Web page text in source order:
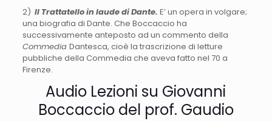
2) Il Trattatello in laude di Dante. E’ un opera in volgare;
una biografia di Dante. Che Boccaccio ha
successivamente anteposto ad un commento della
Commedia Dantesca, cioè la trascrizione di letture
pubbliche della Commedia che aveva fatto nel 70 a
Firenze.
Audio Lezioni su Giovanni
Boccaccio del prof. Gaudio